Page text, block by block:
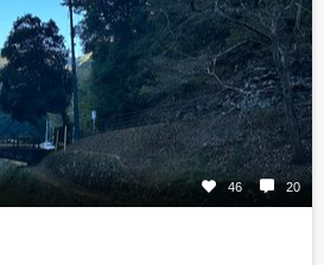
46 20